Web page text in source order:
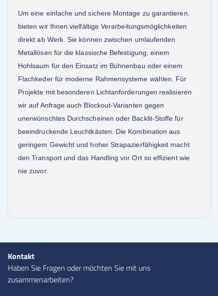
Um eine einfache und sichere Montage zu garantieren,
bieten wir Ihnen vielfältige Verarbeitungsmöglichkeiten
direkt ab Werk. Sie können zwischen umlaufenden
Metallösen für die klassische Befestigung, einem
Hohlsaum für den Einsatz im Bühnenbau oder einem
Flachkeder für moderne Rahmensysteme wählen. Für
Projekte mit besonderen Lichtanforderungen realisieren
wir auf Anfrage auch Blockout-Varianten gegen
unerwünschtes Durchscheinen oder Backlit-Stoffe für
beeindruckende Leuchtkästen. Die Kombination aus
geringem Gewicht und hoher Strapazierfähigkeit macht
den Transport und das Handling vor Ort so effizient wie
nie zuvor.
Kontakt
Haben Sie Fragen oder möchten Sie mit uns
zusammenarbeiten?